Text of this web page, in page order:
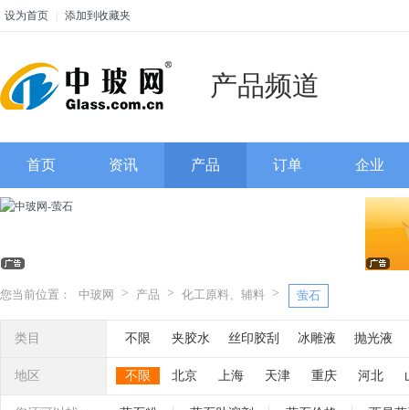
设为首页 添加到收藏夹
产品频道
首页 资讯 产品 订单 企业
您当前位置： 中玻网 > 产品 > 化工原料、辅料 > 萤石
类目 不限 夹胶水 丝印胶刮 冰雕液 抛光液
粉 银粉 镭射粉 七彩粉 闪光粉 氧化锑
地区 不限 北京 上海 天津 重庆 河北